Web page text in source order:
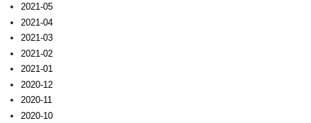
2021-05
2021-04
2021-03
2021-02
2021-01
2020-12
2020-11
2020-10